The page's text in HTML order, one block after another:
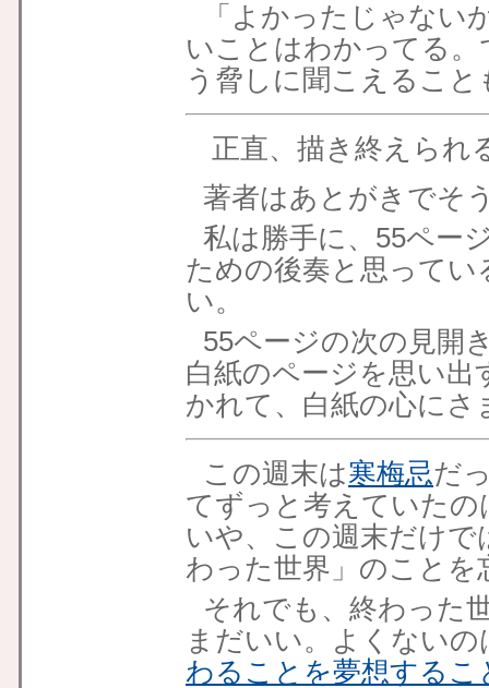
「よかったじゃない
いことはわかってる
う脅しに聞こえるこ
正直、描き終えられ
著者はあとがきでそ
私は勝手に、55ペー
ための後奏と思って
い。
55ページの次の見開
白紙のページを思い
かれて、白紙の心に
この週末は寒梅忌だ
てずっと考えていた
いや、この週末だけ
わった世界」のこと
それでも、終わった
まだいい。よくないの
わることを夢想するこ